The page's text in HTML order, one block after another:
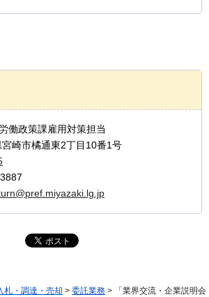
働政策課雇用対策担当
崎市橘通東2丁目10番1号
札・調達・売却 > 委託業務 > 「業界交流・企業説明会